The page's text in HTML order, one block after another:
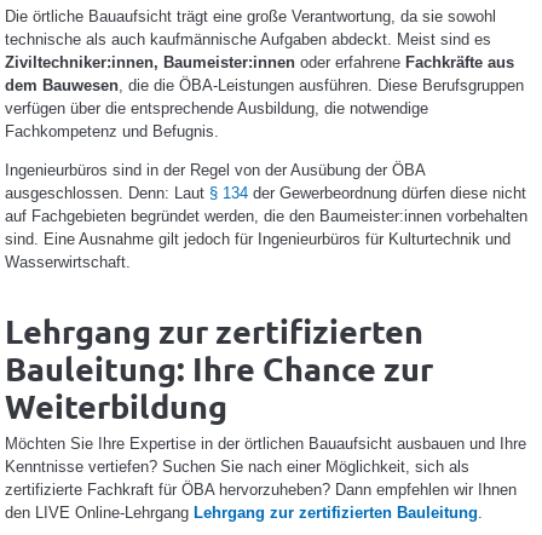
Die örtliche Bauaufsicht trägt eine große Verantwortung, da sie sowohl
technische als auch kaufmännische Aufgaben abdeckt. Meist sind es
Ziviltechniker:innen, Baumeister:innenoder erfahrene Fachkräfte aus
dem Bauwesen, die die ÖBA-Leistungen ausführen. Diese Berufsgruppen
verfügen über die entsprechende Ausbildung, die notwendige
Fachkompetenz und Befugnis.
Ingenieurbüros sind in der Regel von der Ausübung der ÖBA
ausgeschlossen. Denn: Laut § 134der Gewerbeordnung dürfen diese nicht
auf Fachgebieten begründet werden, die den Baumeister:innen vorbehalten
sind. Eine Ausnahme gilt jedoch für Ingenieurbüros für Kulturtechnik und
Wasserwirtschaft.
Lehrgang zur zertifizierten
Bauleitung: Ihre Chance zur
Weiterbildung
Möchten Sie Ihre Expertise in der örtlichen Bauaufsicht ausbauen und Ihre
Kenntnisse vertiefen? Suchen Sie nach einer Möglichkeit, sich als
zertifizierte Fachkraft für ÖBA hervorzuheben? Dann empfehlen wir Ihnen
den LIVE Online-Lehrgang Lehrgang zur zertifizierten Bauleitung.